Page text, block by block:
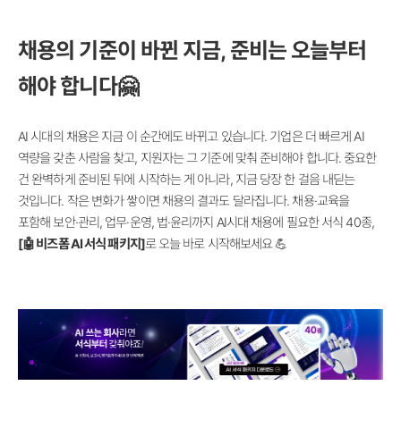
채용의 기준이 바뀐 지금, 준비는 오늘부터
해야 합니다🤗
AI 시대의 채용은 지금 이 순간에도 바뀌고 있습니다. 기업은 더 빠르게 AI
역량을 갖춘 사람을 찾고, 지원자는 그 기준에 맞춰 준비해야 합니다. 중요한
건 완벽하게 준비된 뒤에 시작하는 게 아니라, 지금 당장 한 걸음 내딛는
것입니다. 작은 변화가 쌓이면 채용의 결과도 달라집니다. 채용·교육을
포함해 보안·관리, 업무·운영, 법·윤리까지 AI시대 채용에 필요한 서식 40종,
[🤖 비즈폼AI 서식 패키지]로 오늘 바로 시작해보세요 💪